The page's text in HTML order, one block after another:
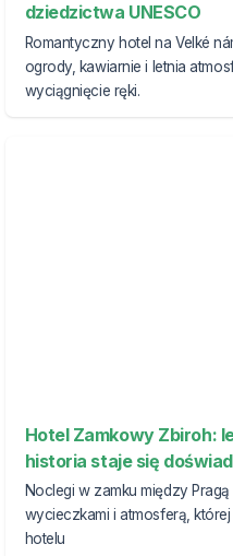
dziedzictwa UNESCO
Romantyczny hotel na Velké
ogrody, kawiarnie i letnia
wyciągnięcie ręki.
Hotel Zamkowy Zbiroh:
historia staje się
Noclegi w zamku między
wycieczkami i atmosferą,
hotelu